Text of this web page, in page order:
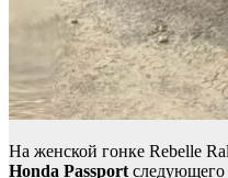
На женской гонке Rebelle
Honda Passport следующего